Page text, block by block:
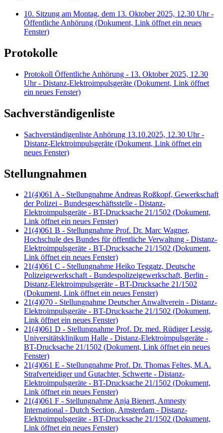
10. Sitzung am Montag, dem 13. Oktober 2025, 12.30 Uhr -
Öffentliche Anhörung (Dokument, Link öffnet ein neues
Fenster)
Protokolle
Protokoll Öffentliche Anhörung - 13. Oktober 2025, 12.30
Uhr - Distanz-Elektroimpulsgeräte (Dokument, Link öffnet
ein neues Fenster)
Sachverständigenliste
Sachverständigenliste Anhörung 13.10.2025, 12.30 Uhr -
Distanz-Elektroimpulsgeräte (Dokument, Link öffnet ein
neues Fenster)
Stellungnahmen
21(4)061 A - Stellungnahme Andreas Roßkopf, Gewerkschaft
der Polizei - Bundesgeschäftsstelle - Distanz-
Elektroimpulsgeräte - BT-Drucksache 21/1502 (Dokument,
Link öffnet ein neues Fenster)
21(4)061 B - Stellungnahme Prof. Dr. Marc Wagner,
Hochschule des Bundes für öffentliche Verwaltung - Distanz-
Elektroimpulsgeräte - BT-Drucksache 21/1502 (Dokument,
Link öffnet ein neues Fenster)
21(4)061 C - Stellungnahme Heiko Teggatz, Deutsche
Polizeigewerkschaft - Bundespolizeigewerkschaft, Berlin -
Distanz-Elektroimpulsgeräte - BT-Drucksache 21/1502
(Dokument, Link öffnet ein neues Fenster)
21(4)070 - Stellungnahme Deutscher Anwaltverein - Distanz-
Elektroimpulsgeräte - BT-Drucksache 21/1502 (Dokument,
Link öffnet ein neues Fenster)
21(4)061 D - Stellungnahme Prof. Dr. med. Rüdiger Lessig,
Universitätsklinikum Halle - Distanz-Elektroimpulsgeräte -
BT-Drucksache 21/1502 (Dokument, Link öffnet ein neues
Fenster)
21(4)061 E - Stellungnahme Prof. Dr. Thomas Feltes, M.A.
Strafverteidiger und Gutachter, Schwerte - Distanz-
Elektroimpulsgeräte - BT-Drucksache 21/1502 (Dokument,
Link öffnet ein neues Fenster)
21(4)061 F - Stellungnahme Anja Bienert, Amnesty
International - Dutch Section, Amsterdam - Distanz-
Elektroimpulsgeräte - BT-Drucksache 21/1502 (Dokument,
Link öffnet ein neues Fenster)